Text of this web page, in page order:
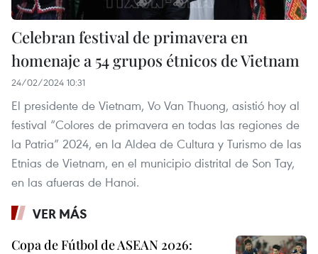
Celebran festival de primavera en
homenaje a 54 grupos étnicos de Vietnam
24/02/2024 10:31
El presidente de Vietnam, Vo Van Thuong, asistió hoy al
festival “Colores de primavera en todas las regiones de
la Patria” 2024, en la Aldea de Cultura y Turismo de las
Etnias de Vietnam, en el municipio distrital de Son Tay,
en las afueras de Hanoi.
VER MÁS
Copa de Fútbol de ASEAN 2026: